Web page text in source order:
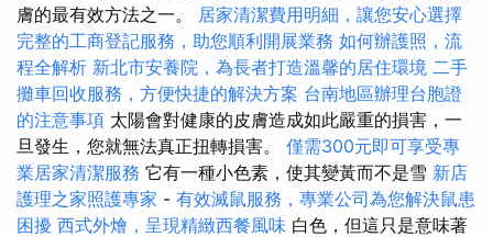
膚的最有效方法之一。 居家清潔費用明細，讓您安心選擇
完整的工商登記服務，助您順利開展業務 如何辦護照，流
程全解析 新北市安養院，為長者打造溫馨的居住環境 二手
攤車回收服務，方便快捷的解決方案 台南地區辦理台胞證
的注意事項 太陽會對健康的皮膚造成如此嚴重的損害，一
旦發生，您就無法真正扭轉損害。 僅需300元即可享受專
業居家清潔服務 它有一種小色素，使其變黃而不是雪 新店
護理之家照護專家 - 有效滅鼠服務，專業公司為您解決鼠患
困擾 西式外燴，呈現精緻西餐風味 白色，但這只是意味著